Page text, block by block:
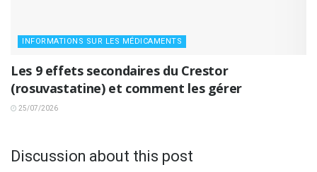
INFORMATIONS SUR LES MÉDICAMENTS
Les 9 effets secondaires du Crestor
(rosuvastatine) et comment les gérer
25/07/2026
Discussion about this post